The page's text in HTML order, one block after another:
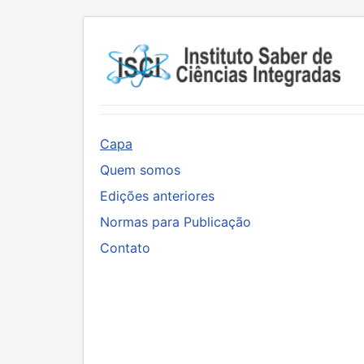
Capa
Quem somos
Edições anteriores
Normas para Publicação
Contato